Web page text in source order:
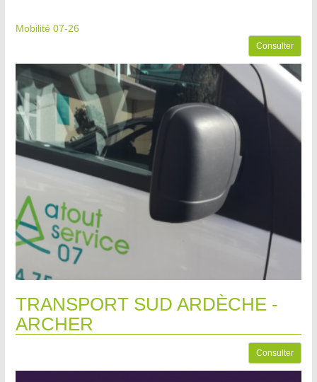
Mobilité 07-26
Consulter
TRANSPORT SUD ARDÈCHE -
ARCHER
Consulter